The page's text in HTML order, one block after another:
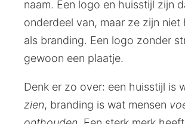
naam. Een logo en huisstijl zijn
onderdeel van, maar ze zijn niet
als branding. Een logo zonder
gewoon een plaatje.
Denk er zo over: een huisstijl is
zien, branding is wat mensen